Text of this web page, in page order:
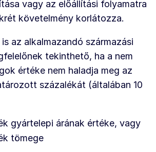
vagy az előállítási folyamatra
követelmény korlátozza.
az alkalmazandó származási
tekinthető, ha a nem
értéke nem haladja meg az
százalékát (általában 10
gyártelepi árának értéke, vagy
tömege